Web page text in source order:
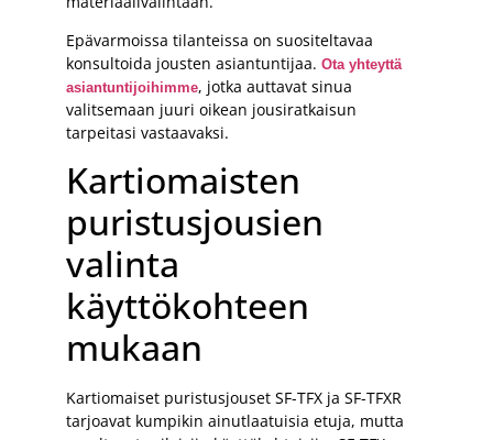
Epävarmoissa tilanteissa on suositeltavaa
konsultoida jousten asiantuntijaa. Ota yhteyttä
asiantuntijoihimme, jotka auttavat sinua
valitsemaan juuri oikean jousiratkaisun
tarpeitasi vastaavaksi.
Kartiomaisten
puristusjousien
valinta
käyttökohteen
mukaan
Kartiomaiset puristusjouset SF-TFX ja SF-TFXR
tarjoavat kumpikin ainutlaatuisia etuja, mutta